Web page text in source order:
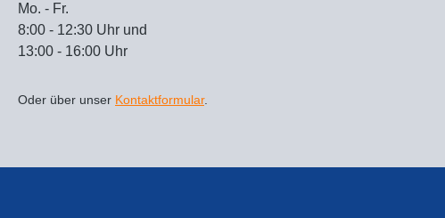
Mo. - Fr.
8:00 - 12:30 Uhr und
13:00 - 16:00 Uhr
Oder über unser Kontaktformular.